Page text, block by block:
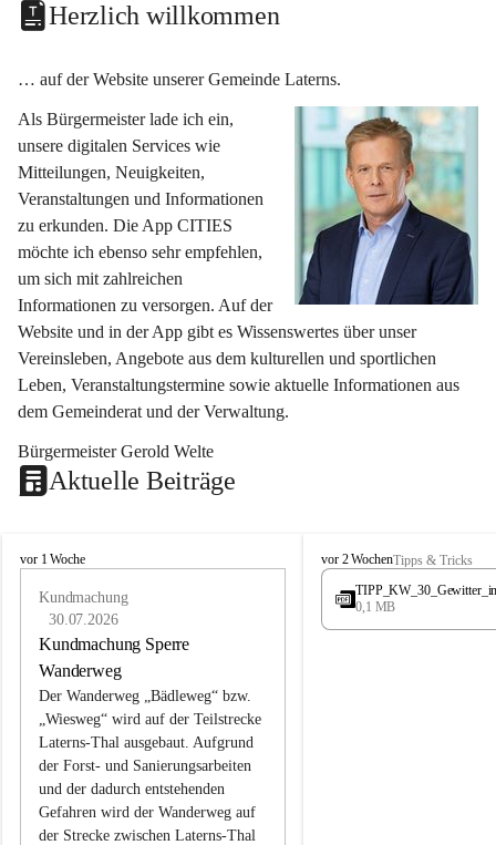
Herzlich willkommen
… auf der Website unserer Gemeinde Laterns.
Als Bürgermeister lade ich ein,
unsere digitalen Services wie
Mitteilungen, Neuigkeiten,
Veranstaltungen und Informationen
zu erkunden. Die App CITIES
möchte ich ebenso sehr empfehlen,
um sich mit zahlreichen
Informationen zu versorgen. Auf der
Website und in der App gibt es Wissenswertes über unser
Vereinsleben, Angebote aus dem kulturellen und sportlichen
Leben, Veranstaltungstermine sowie aktuelle Informationen aus
dem Gemeinderat und der Verwaltung.
Bürgermeister Gerold Welte
Aktuelle Beiträge
L
vor 1 Woche
Kundmachung
30.07.2026
Kundmachung Sperre
Wanderweg
Der Wanderweg „Bädleweg“ bzw.
„Wiesweg“ wird auf der Teilstrecke
Laterns-Thal ausgebaut. Aufgrund
der Forst- und Sanierungsarbeiten
und der dadurch entstehenden
Gefahren wird der Wanderweg auf
der Strecke zwischen Laterns-Thal
L
a
e
vor 2 WochenTipps & Tricks
0,1 MB